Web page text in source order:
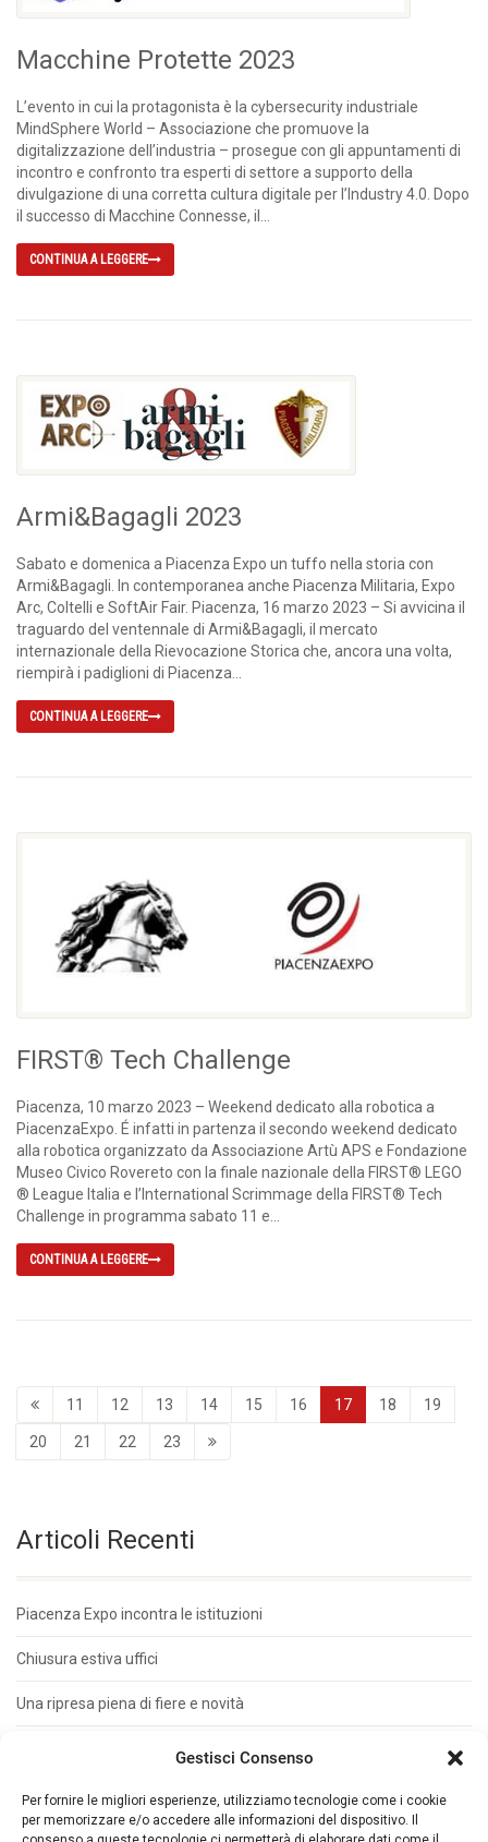
Gestisci Consenso
Per fornire le migliori esperienze, utilizziamo tecnologie come i cookie
per memorizzare e/o accedere alle informazioni del dispositivo. Il
Macchine Protette 2023
L’evento in cui la protagonista è la cybersecurity industriale
MindSphere World – Associazione che promuove la
digitalizzazione dell’industria – prosegue con gli appuntamenti di
incontro e confronto tra esperti di settore a supporto della
divulgazione di una corretta cultura digitale per l’Industry 4.0. Dopo
il successo di Macchine Connesse, il...
CONTINUA A LEGGERE
Armi&Bagagli 2023
Sabato e domenica a Piacenza Expo un tuffo nella storia con
Armi&Bagagli. In contemporanea anche Piacenza Militaria, Expo
Arc, Coltelli e SoftAir Fair. Piacenza, 16 marzo 2023 – Si avvicina il
traguardo del ventennale di Armi&Bagagli, il mercato
internazionale della Rievocazione Storica che, ancora una volta,
riempirà i padiglioni di Piacenza...
CONTINUA A LEGGERE
FIRST® Tech Challenge
Piacenza, 10 marzo 2023 – Weekend dedicato alla robotica a
PiacenzaExpo. É infatti in partenza il secondo weekend dedicato
alla robotica organizzato da Associazione Artù APS e Fondazione
Museo Civico Rovereto con la finale nazionale della FIRST® LEGO
® League Italia e l’International Scrimmage della FIRST® Tech
Challenge in programma sabato 11 e...
CONTINUA A LEGGERE
11 12 13 14 15 16 17 18 19
20 21 22 23
Articoli Recenti
Piacenza Expo incontra le istituzioni
Chiusura estiva uffici
Una ripresa piena di fiere e novità
Metal Materia su misura per le PMI
Presentata Auto&Trucks Due Tempi